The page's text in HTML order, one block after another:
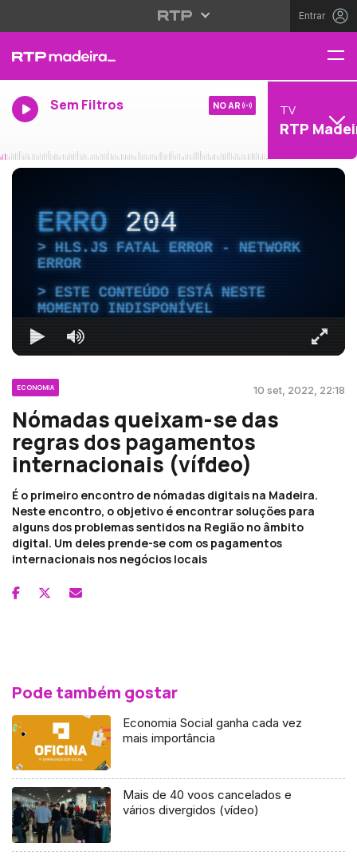
Entrar
Sem Filtros NO AR TV
RTP
ERRO204
HLS.JS FATAL ERROR - NETWORK
ERROR
ESTE CONTEÚDO ESTÁ NESTE
MOMENTO INDISPONÍVEL
ECONOMIA 10 set, 2022, 22:18
Nómadas queixam-se das
regras dos pagamentos
internacionais (vífdeo)
É o primeiro encontro de nómadas digitais na Madeira.
Neste encontro, o objetivo é encontrar soluções para
alguns dos problemas sentidos na Região no âmbito
digital. Um deles prende-se com os pagamentos
internacionais nos negócios locais
Pode também gostar
Economia Social ganha cada vez
mais importância
Mais de 40 voos cancelados e
vários divergidos (vídeo)